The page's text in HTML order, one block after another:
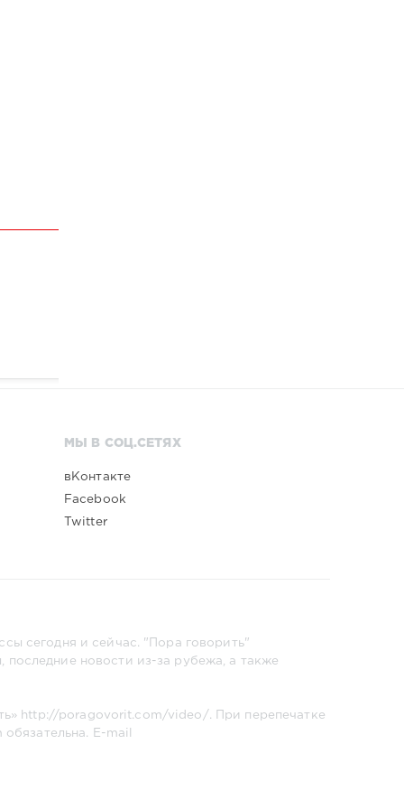
МЫ В СОЦ.СЕТЯХ
вКонтакте
Facebook
Twitter
сегодня и сейчас. "Пора говорить"
новости из-за рубежа, а также
http://poragovorit.com/video/
. При перепечатке
обязательна. E-mail